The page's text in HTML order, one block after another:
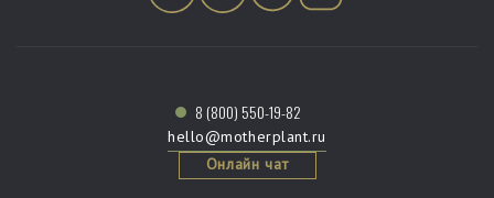
8 (800) 550-19-82
hello@motherplant.ru
Онлайн чат